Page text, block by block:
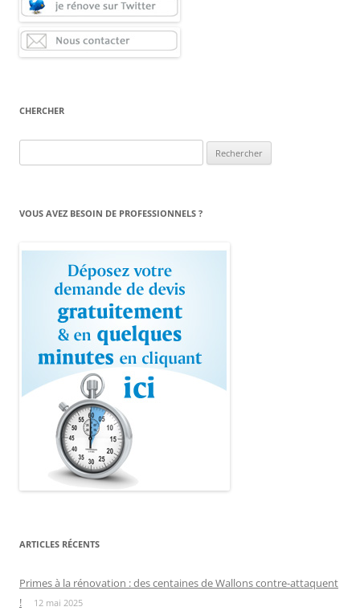
CHERCHER
VOUS AVEZ BESOIN DE PROFESSIONNELS ?
ARTICLES RÉCENTS
Primes à la rénovation : des centaines de Wallons contre-attaquent
!
12 mai 2025